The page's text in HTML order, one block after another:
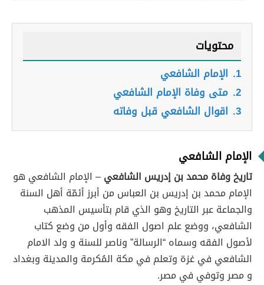
محتويات
1. الإمام الشافعي
2. متى وفاة الإمام الشافعي
3. اقوال الشافعي قبل وفاته
الإمام الشافعي
تاريخ وفاة محمد بن إدريس الشافعي– الإمام الشافعي هو
الإمام محمد بن إدريس بن العباس من أبرز أئمّة أهل السنة
والجماعة عبر التاريخ وهو الذي قام بتأسيس المذهب
الشافعي، ووضع علم اصول الفقه وأول من وضع كتاب
لأصول الفقه وسماه “الرسالة” وناصر للسنة و ولد الامام
الشافعي في غزة وتعلم في مكة المُكرمة والمدينة وبغداد
و مصر وتوفي في مصر.